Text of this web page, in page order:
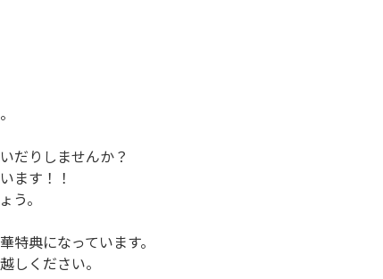
だりしませんか？
ます！！
う。
典になっています。
しください。